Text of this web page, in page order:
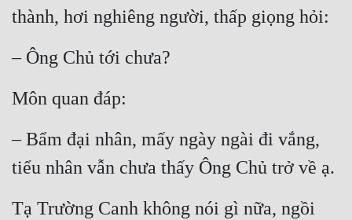
Dã Sử
Dị Giới
Góc Nhìn Nam
Góc Nhìn Nữ
Huyền Huyễn
thành, hơi nghiêng người, thấp giọng hỏi:
– Ông Chủ tới chưa?
Môn quan đáp:
– Bẩm đại nhân, mấy ngày ngài đi vắng,
tiểu nhân vẫn chưa thấy Ông Chủ trở về ạ.
Tạ Trường Canh không nói gì nữa, ngồi